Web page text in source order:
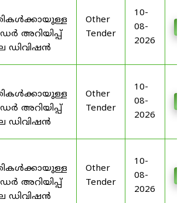
അറിയിപ്പ്
ഡിവിഷൻ
Other
Tender
10-
08-
2026
അറിയിപ്പ്
ഡിവിഷൻ
Other
Tender
10-
08-
2026
അറിയിപ്പ്
ഡിവിഷൻ
Other
Tender
10-
08-
2026